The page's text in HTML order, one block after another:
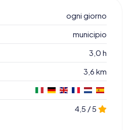
ogni giorno
municipio
3,0 h
3,6 km
4,5 / 5